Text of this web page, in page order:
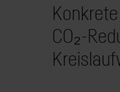
CO₂-